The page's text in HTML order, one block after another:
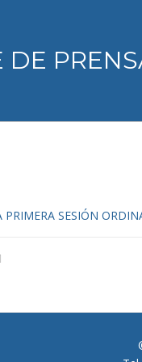
DE
PRIMERA SESIÓN